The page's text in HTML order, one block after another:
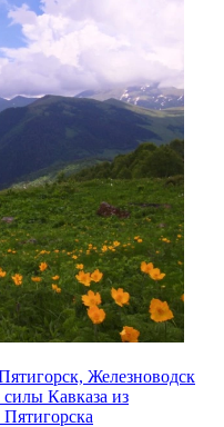
Железноводск
Кавказа из